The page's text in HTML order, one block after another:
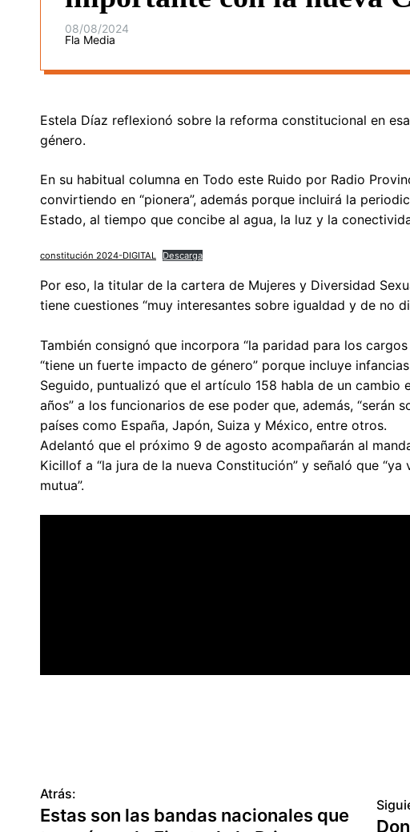
08/08/2024
Fla Media
Estela Díaz reflexionó sobre la reforma constitucional en
género.
En su habitual columna en Todo este Ruido por Radio
convirtiendo en “pionera”, además porque incluirá la
Estado, al tiempo que concibe al agua, la luz y la
constitución 2024-DIGITAL Descarga
Por eso, la titular de la cartera de Mujeres y Diversidad
tiene cuestiones “muy interesantes sobre igualdad y de no
También consignó que incorpora “la paridad para los
“tiene un fuerte impacto de género” porque incluye
Seguido, puntualizó que el artículo 158 habla de un cambio
años” a los funcionarios de ese poder que, además, “serán
países como España, Japón, Suiza y México, entre otros.
Adelantó que el próximo 9 de agosto acompañarán al
Kicillof a “la jura de la nueva Constitución” y señaló que
mutua”.
N
Atrás:
Estas son las bandas nacionales que